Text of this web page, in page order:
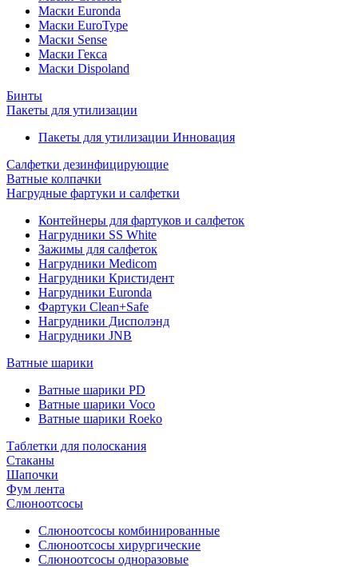
Маски Euronda
Маски EuroType
Маски Sense
Маски Гекса
Маски Dispoland
Бинты
Пакеты для утилизации
Пакеты для утилизации Инновация
Салфетки дезинфицирующие
Ватные колпачки
Нагрудные фартуки и салфетки
Контейнеры для фартуков и салфеток
Нагрудники SS White
Зажимы для салфеток
Нагрудники Medicom
Нагрудники Кристидент
Нагрудники Euronda
Фартуки Clean+Safe
Нагрудники Дисполэнд
Нагрудники JNB
Ватные шарики
Ватные шарики PD
Ватные шарики Voco
Ватные шарики Roeko
Таблетки для полоскания
Стаканы
Шапочки
Фум лента
Слюноотсосы
Слюноотсосы комбинированные
Слюноотсосы хирургические
Слюноотсосы одноразовые